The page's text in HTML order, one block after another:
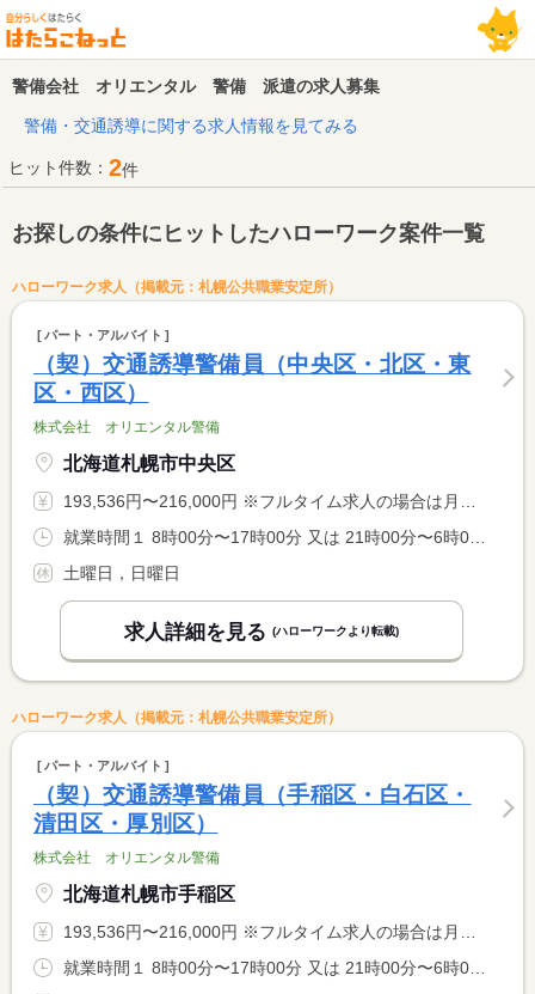
警備会社 オリエンタル 警備 派遣の求人募集
警備・交通誘導に関する求人情報を見てみる
ヒット件数： 2件
お探しの条件にヒットしたハローワーク案件一覧
ハローワーク求人（掲載元：札幌公共職業安定所）
パート・アルバイト
（契）交通誘導警備員（中央区・北区・東
区・西区）
株式会社 オリエンタル警備
北海道札幌市中央区
193,536円〜216,000円 ※フルタイム求人の場合は月額（換算額）、パート求人の場合は時間額を表示しています。
土曜日，日曜日
求人詳細を見る (ハローワークより転載)
ハローワーク求人（掲載元：札幌公共職業安定所）
パート・アルバイト
（契）交通誘導警備員（手稲区・白石区・
清田区・厚別区）
株式会社 オリエンタル警備
北海道札幌市手稲区
193,536円〜216,000円 ※フルタイム求人の場合は月額（換算額）、パート求人の場合は時間額を表示しています。